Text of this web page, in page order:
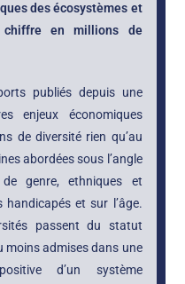
des écosystèmes et
chiffre en millions de
publiés depuis une
enjeux économiques
de diversité rien qu’au
abordées sous l’angle
genre, ethniques et
et sur l’âge.
passent du statut
moins admises dans une
d’un système